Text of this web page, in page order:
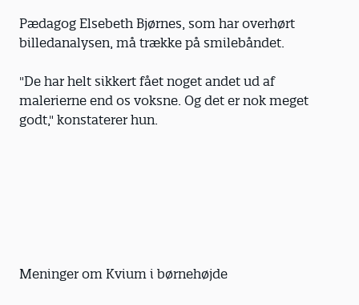
Pædagog Elsebeth Bjørnes, som har overhørt
billedanalysen, må trække på smilebåndet.
"De har helt sikkert fået noget andet ud af
malerierne end os voksne. Og det er nok meget
godt," konstaterer hun.
Meninger om Kvium i børnehøjde